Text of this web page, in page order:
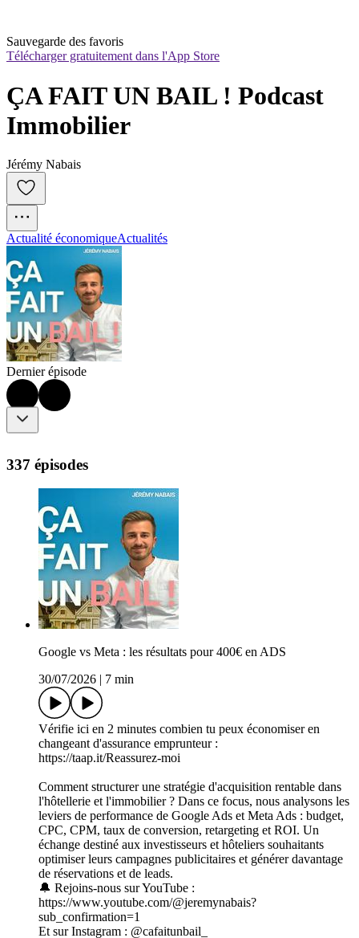
Sauvegarde des favoris
Télécharger gratuitement dans l'App Store
ÇA FAIT UN BAIL ! Podcast
Immobilier
Jérémy Nabais
Actualité économiqueActualités
Dernier épisode
337 épisodes
Google vs Meta : les résultats pour 400€ en ADS
30/07/2026
7 min
Vérifie ici en 2 minutes combien tu peux économiser en
changeant d'assurance emprunteur :
https://taap.it/Reassurez-moi
Comment structurer une stratégie d'acquisition rentable dans
l'hôtellerie et l'immobilier ? Dans ce focus, nous analysons les
leviers de performance de Google Ads et Meta Ads : budget,
CPC, CPM, taux de conversion, retargeting et ROI. Un
échange destiné aux investisseurs et hôteliers souhaitants
optimiser leurs campagnes publicitaires et générer davantage
de réservations et de leads.
🔔 Rejoins-nous sur YouTube :
https://www.youtube.com/@jeremynabais?
sub_confirmation=1
Et sur Instagram : @cafaitunbail_